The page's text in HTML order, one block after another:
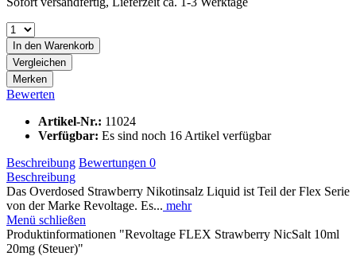
In den Warenkorb
Vergleichen
Merken
Bewerten
Artikel-Nr.: 11024
Verfügbar: Es sind noch 16 Artikel verfügbar
Beschreibung Bewertungen 0
Beschreibung
Das Overdosed Strawberry Nikotinsalz Liquid ist Teil der Flex Serie
von der Marke Revoltage. Es... mehr
Menü schließen
Produktinformationen "Revoltage FLEX Strawberry NicSalt 10ml
20mg (Steuer)"